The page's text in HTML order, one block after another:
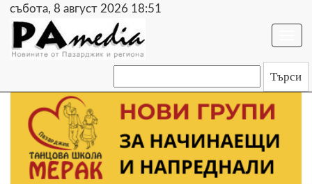
събота, 8 август 2026 18:51